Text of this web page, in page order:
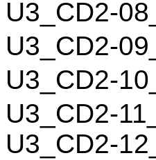
U3_CD2-
U3_CD2-
U3_CD2-
U3_CD2-
U3_CD2-